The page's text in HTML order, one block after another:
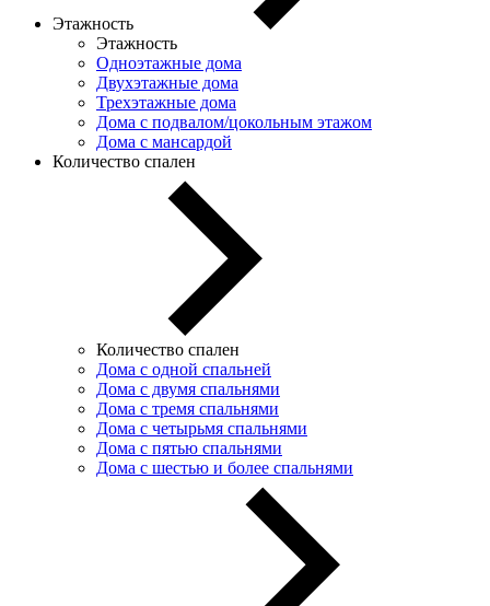
Этажность
Этажность
Одноэтажные дома
Двухэтажные дома
Трехэтажные дома
Дома с подвалом/цокольным этажом
Дома с мансардой
Количество спален
Количество спален
Дома с одной спальней
Дома с двумя спальнями
Дома с тремя спальнями
Дома с четырьмя спальнями
Дома с пятью спальнями
Дома с шестью и более спальнями